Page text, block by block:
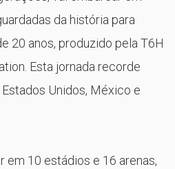
da história para
20 anos, produzido pela T6H
Esta jornada recorde
Unidos, México e
em 10 estádios e 16 arenas,